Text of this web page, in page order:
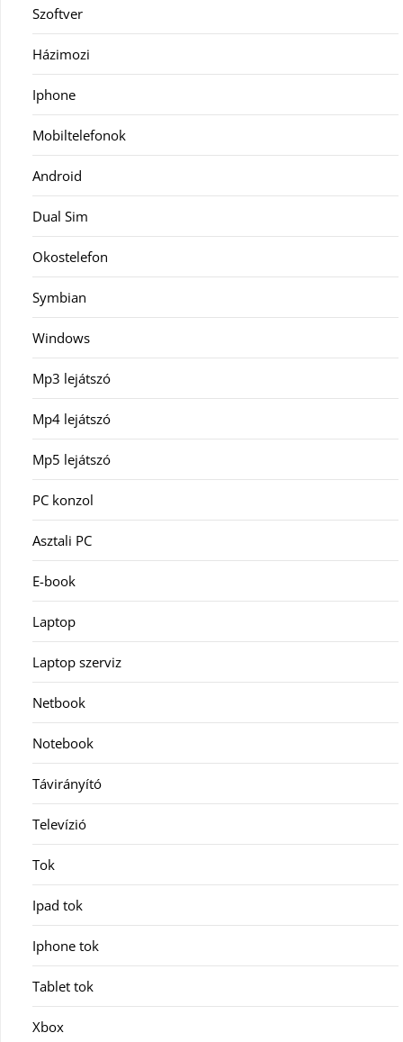
Szoftver
Házimozi
Iphone
Mobiltelefonok
Android
Dual Sim
Okostelefon
Symbian
Windows
Mp3 lejátszó
Mp4 lejátszó
Mp5 lejátszó
PC konzol
Asztali PC
E-book
Laptop
Laptop szerviz
Netbook
Notebook
Távirányító
Televízió
Tok
Ipad tok
Iphone tok
Tablet tok
Xbox